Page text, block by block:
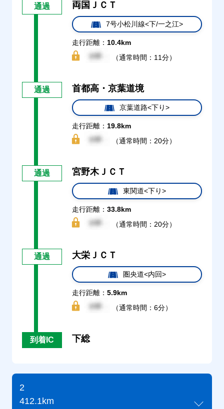
通過 両国ＪＣＴ
7号小松川線<下/一之江>
走行距離： 10.4km
（通常時間：11分）
通過 首都高・京葉道境
京葉道路<下り>
走行距離： 19.8km
（通常時間：20分）
通過 宮野木ＪＣＴ
東関道<下り>
走行距離： 33.8km
（通常時間：20分）
通過 大栄ＪＣＴ
圏央道<内回>
走行距離： 5.9km
（通常時間：6分）
到着IC 下総
2
412.1km